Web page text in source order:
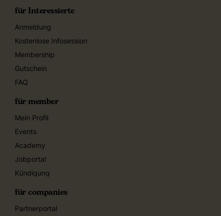
für Interessierte
Anmeldung
Kostenlose Infosession
Membership
Gutschein
FAQ
für member
Mein Profil
Events
Academy
Jobportal
Kündigung
für companies
Partnerportal